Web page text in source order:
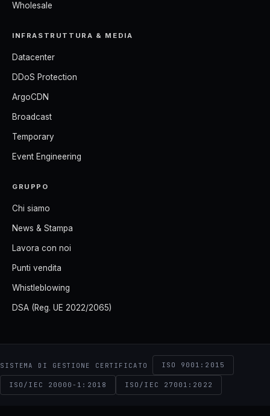
Wholesale
INFRASTRUTTURA & MEDIA
Datacenter
DDoS Protection
ArgoCDN
Broadcast
Temporary
Event Engineering
GRUPPO
Chi siamo
News & Stampa
Lavora con noi
Punti vendita
Whistleblowing
DSA (Reg. UE 2022/2065)
SISTEMA DI GESTIONE CERTIFICATO ISO 9001:2015
ISO/IEC 20000-1:2018 ISO/IEC 27001:2022